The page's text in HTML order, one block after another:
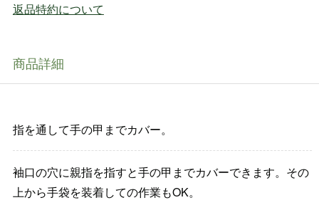
返品特約について
商品詳細
指を通して手の甲までカバー。
袖口の穴に親指を指すと手の甲までカバーできます。その
上から手袋を装着しての作業もOK。